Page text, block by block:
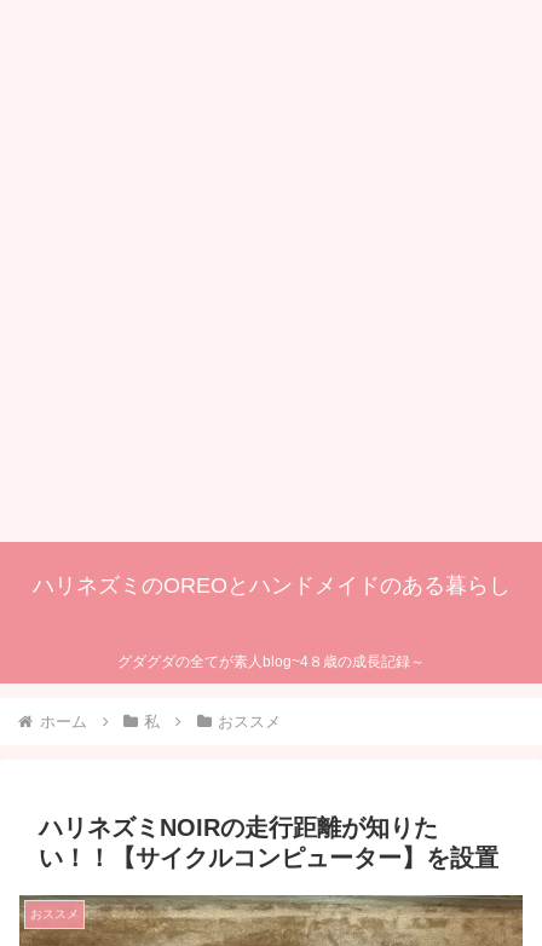
ハリネズミのOREOとハンドメイドのある暮らし
グダグダの全てが素人blog~4８歳の成長記録～
ホーム 私 おススメ
ハリネズミNOIRの走行距離が知りた
い！！【サイクルコンピューター】を設置
おススメ